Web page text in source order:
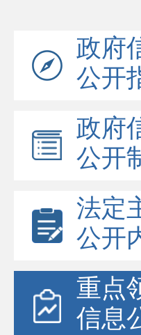
政府
公开
政府
公开
法定
公开
重点
信息